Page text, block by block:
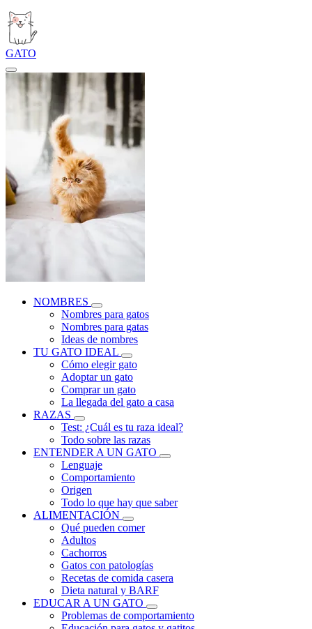
GATO
NOMBRES
Nombres para gatos
Nombres para gatas
Ideas de nombres
TU GATO IDEAL
Cómo elegir gato
Adoptar un gato
Comprar un gato
La llegada del gato a casa
RAZAS
Test: ¿Cuál es tu raza ideal?
Todo sobre las razas
ENTENDER A UN GATO
Lenguaje
Comportamiento
Origen
Todo lo que hay que saber
ALIMENTACIÓN
Qué pueden comer
Adultos
Cachorros
Gatos con patologías
Recetas de comida casera
Dieta natural y BARF
EDUCAR A UN GATO
Problemas de comportamiento